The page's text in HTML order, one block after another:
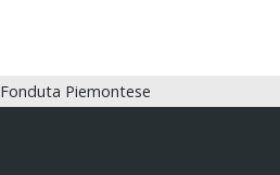
Fonduta Piemontese